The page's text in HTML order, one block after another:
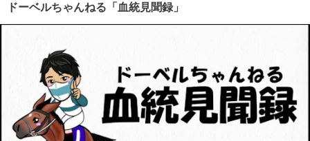
ドーベルちゃんねる「血統見聞録」